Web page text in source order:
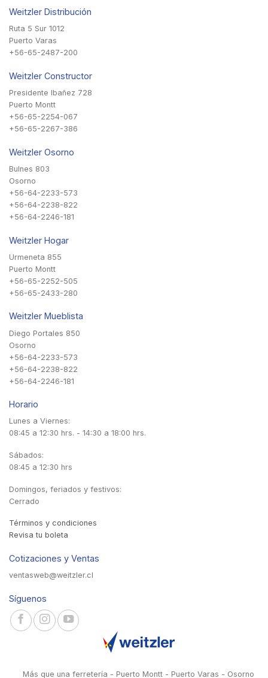
Weitzler Distribución
Ruta 5 Sur 1012
Puerto Varas
+56-65-2487-200
Weitzler Constructor
Presidente Ibañez 728
Puerto Montt
+56-65-2254-067
+56-65-2267-386
Weitzler Osorno
Bulnes 803
Osorno
+56-64-2233-573
+56-64-2238-822
+56-64-2246-181
Weitzler Hogar
Urmeneta 855
Puerto Montt
+56-65-2252-505
+56-65-2433-280
Weitzler Mueblista
Diego Portales 850
Osorno
+56-64-2233-573
+56-64-2238-822
+56-64-2246-181
Horario
Lunes a Viernes:
08:45 a 12:30 hrs. - 14:30 a 18:00 hrs.
Sábados:
08:45 a 12:30 hrs
Domingos, feriados y festivos:
Cerrado
Términos y condiciones
Revisa tu boleta
Cotizaciones y Ventas
ventasweb@weitzler.cl
Síguenos
Más que una ferretería - Puerto Montt - Puerto Varas - Osorno